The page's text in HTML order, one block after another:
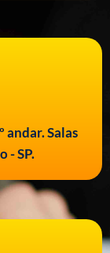
andar. Salas
- SP.